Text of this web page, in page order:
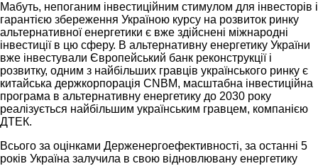
Мабуть, непоганим інвестиційним стимулом для інвесторів і
гарантією збереження Україною курсу на розвиток ринку
альтернативної енергетики є вже здійснені міжнародні
інвестиції в цю сферу. В альтернативну енергетику України
вже інвестували Європейський банк реконструкції і
розвитку, одним з найбільших гравців українського ринку є
китайська держкорпорація CNBM, масштабна інвестиційна
програма в альтернативну енергетику до 2030 року
реалізується найбільшим українським гравцем, компанією
ДТЕК.
Всього за оцінками Держенергоефективності, за останні 5
років Україна залучила в свою відновлювану енергетику